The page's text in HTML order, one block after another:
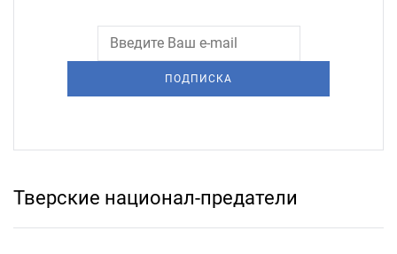
ПОДПИСКА
Тверские национал-предатели